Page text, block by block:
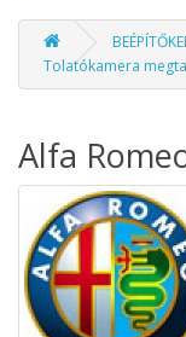
Tolatókamera
Alfa